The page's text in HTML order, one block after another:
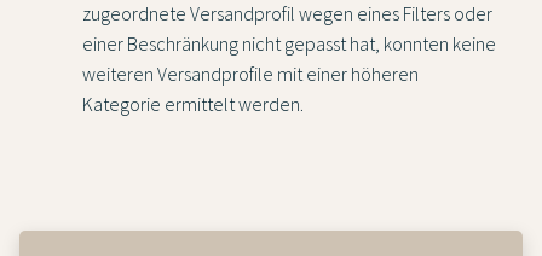
zugeordnete Versandprofil wegen eines Filters oder
einer Beschränkung nicht gepasst hat, konnten keine
weiteren Versandprofile mit einer höheren
Kategorie ermittelt werden.